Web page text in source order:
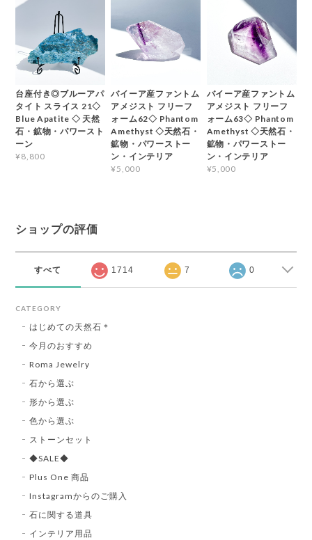
台座付き◎ブルーアパ
タイト スライス 21◇
Blue Apatite ◇ 天然
石・鉱物・パワースト
ーン
¥8,800
バイーア産ファントム
アメジスト フリーフ
ォーム62◇ Phantom
Amethyst ◇天然石・
鉱物・パワーストー
ン・インテリア
¥5,000
バイーア産ファントム
アメジスト フリーフ
ォーム63◇ Phantom
Amethyst ◇天然石・
鉱物・パワーストー
ン・インテリア
¥5,000
ショップの評価
すべて 1714 7 0
CATEGORY
はじめての天然石＊
今月のおすすめ
Roma Jewelry
石から選ぶ
形から選ぶ
色から選ぶ
ストーンセット
◆SALE◆
Plus One 商品
Instagramからのご購入
石に関する道具
インテリア用品